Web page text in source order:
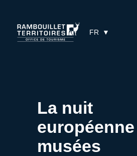
FR
La nuit
musées